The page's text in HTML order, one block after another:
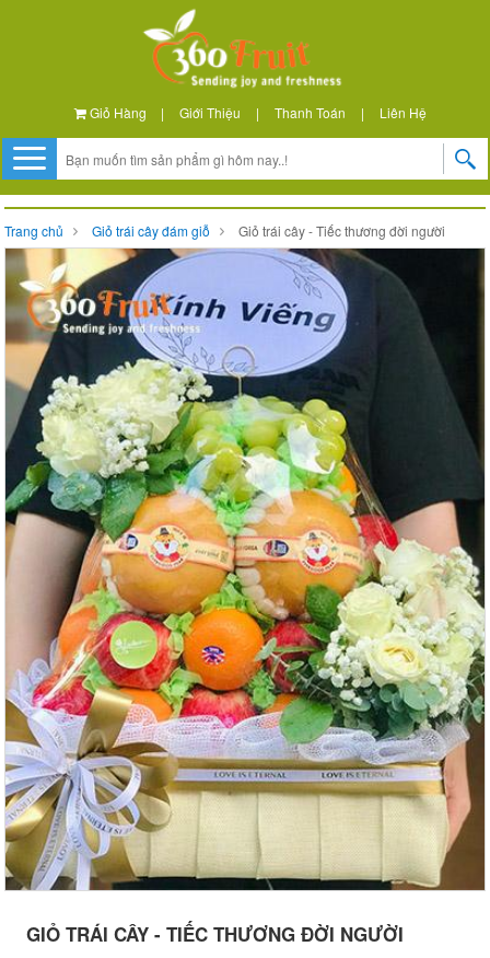
Giỏ Hàng | Giới Thiệu | Thanh Toán | Liên Hệ
Trang chủ Giỏ trái cây đám giỗ Giỏ trái cây - Tiếc thương đời người
GIỎ TRÁI CÂY - TIẾC THƯƠNG ĐỜI NGƯỜI